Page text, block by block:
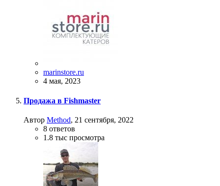
marinstore.ru
4 мая, 2023
Продажа в Fishmaster
Автор Method, 21 сентября, 2022
8 ответов
1.8 тыс просмотра